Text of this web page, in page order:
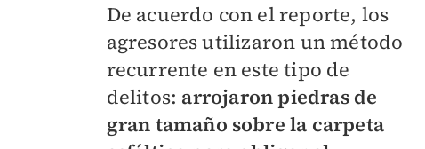
De acuerdo con el reporte, los
agresores utilizaron un método
recurrente en este tipo de
delitos: arrojaron piedras de
gran tamaño sobre la carpeta